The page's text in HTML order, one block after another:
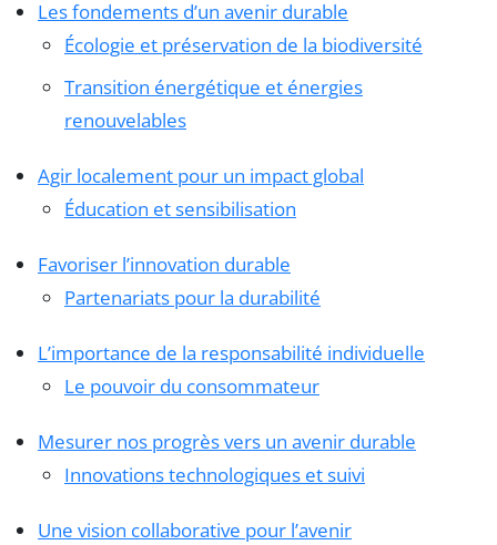
Les fondements d’un avenir durable
Écologie et préservation de la biodiversité
Transition énergétique et énergies
renouvelables
Agir localement pour un impact global
Éducation et sensibilisation
Favoriser l’innovation durable
Partenariats pour la durabilité
L’importance de la responsabilité individuelle
Le pouvoir du consommateur
Mesurer nos progrès vers un avenir durable
Innovations technologiques et suivi
Une vision collaborative pour l’avenir